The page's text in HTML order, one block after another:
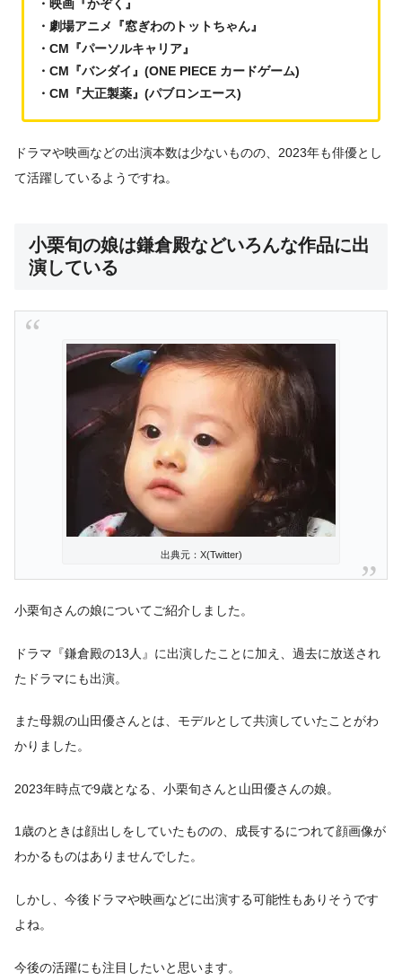
・映画『かぞく』
・劇場アニメ『窓ぎわのトットちゃん』
・CM『パーソルキャリア』
・CM『バンダイ』(ONE PIECE カードゲーム)
・CM『大正製薬』(パブロンエース)
ドラマや映画などの出演本数は少ないものの、2023年も俳優とし
て活躍しているようですね。
小栗旬の娘は鎌倉殿などいろんな作品に出
演している
出典元：X(Twitter)
小栗旬さんの娘についてご紹介しました。
ドラマ『鎌倉殿の13人』に出演したことに加え、過去に放送され
たドラマにも出演。
また母親の山田優さんとは、モデルとして共演していたことがわ
かりました。
2023年時点で9歳となる、小栗旬さんと山田優さんの娘。
1歳のときは顔出しをしていたものの、成長するにつれて顔画像が
わかるものはありませんでした。
しかし、今後ドラマや映画などに出演する可能性もありそうです
よね。
今後の活躍にも注目したいと思います。